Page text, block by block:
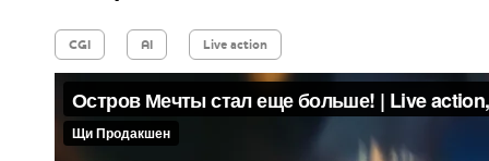
CGI AI Live action